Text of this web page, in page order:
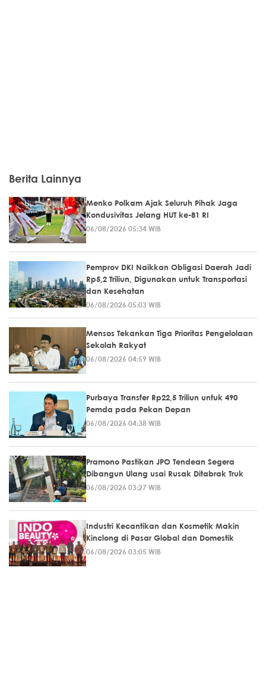
Berita Lainnya
Menko Polkam Ajak Seluruh Pihak Jaga
Kondusivitas Jelang HUT ke-81 RI
06/08/2026 05:34 WIB
Pemprov DKI Naikkan Obligasi Daerah Jadi
Rp5,2 Triliun, Digunakan untuk Transportasi
dan Kesehatan
06/08/2026 05:03 WIB
Mensos Tekankan Tiga Prioritas Pengelolaan
Sekolah Rakyat
06/08/2026 04:59 WIB
Purbaya Transfer Rp22,5 Triliun untuk 490
Pemda pada Pekan Depan
06/08/2026 04:38 WIB
Pramono Pastikan JPO Tendean Segera
Dibangun Ulang usai Rusak Ditabrak Truk
06/08/2026 03:27 WIB
Industri Kecantikan dan Kosmetik Makin
Kinclong di Pasar Global dan Domestik
06/08/2026 03:05 WIB